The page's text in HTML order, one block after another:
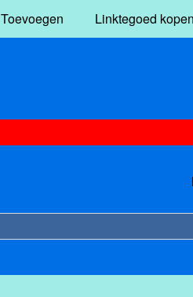
Toevoegen Linktegoed kopen